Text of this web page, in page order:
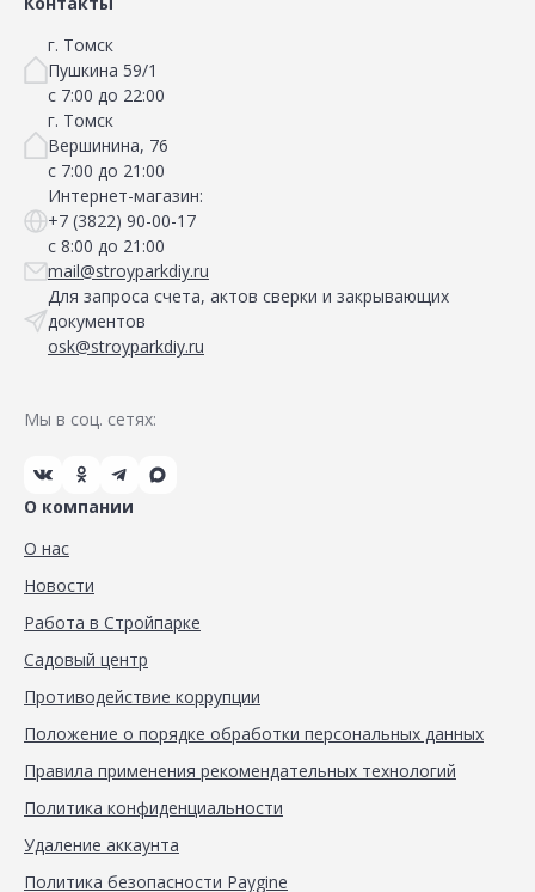
г. Томск
Пушкина 59/1
с 7:00 до 22:00
г. Томск
Вершинина, 76
с 7:00 до 21:00
Интернет-магазин:
+7 (3822) 90-00-17
с 8:00 до 21:00
mail@stroyparkdiy.ru
Для запроса счета, актов сверки и закрывающих
документов
osk@stroyparkdiy.ru
Мы в соц. сетях:
О компании
О нас
Новости
Работа в Стройпарке
Садовый центр
Противодействие коррупции
Положение о порядке обработки персональных данных
Правила применения рекомендательных технологий
Политика конфиденциальности
Удаление аккаунта
Политика безопасности Paygine